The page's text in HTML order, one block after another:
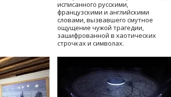
исписанного русскими,
французскими и английскими
словами, вызвавшего смутное
ощущение чужой трагедии,
зашифрованной в хаотических
строчках и символах.